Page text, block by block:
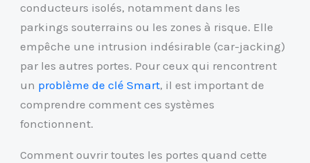
conducteurs isolés, notamment dans les
parkings souterrains ou les zones à risque. Elle
empêche une intrusion indésirable (car-jacking)
par les autres portes. Pour ceux qui rencontrent
un problème de clé Smart, il est important de
comprendre comment ces systèmes
fonctionnent.
Comment ouvrir toutes les portes quand cette